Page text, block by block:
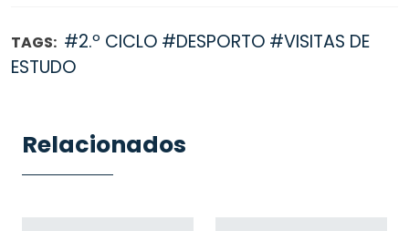
TAGS: #2.º CICLO #DESPORTO #VISITAS DE
ESTUDO
Relacionados